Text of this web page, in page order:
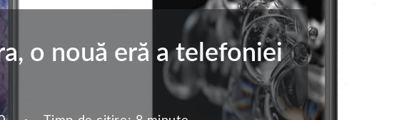
o nouă eră a telefoniei